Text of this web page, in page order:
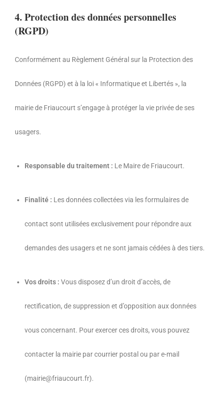
4. Protection des données personnelles
(RGPD)
Conformément au Règlement Général sur la Protection des
Données (RGPD) et à la loi « Informatique et Libertés », la
mairie de Friaucourt s’engage à protéger la vie privée de ses
usagers.
Responsable du traitement : Le Maire de Friaucourt.
Finalité : Les données collectées via les formulaires de
contact sont utilisées exclusivement pour répondre aux
demandes des usagers et ne sont jamais cédées à des tiers.
Vos droits : Vous disposez d’un droit d’accès, de
rectification, de suppression et d’opposition aux données
vous concernant. Pour exercer ces droits, vous pouvez
contacter la mairie par courrier postal ou par e-mail
(mairie@friaucourt.fr).